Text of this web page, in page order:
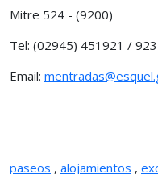
Mitre 524 - (9200)
Tel: (02945) 451921 /
Email:
paseos , alojamientos ,